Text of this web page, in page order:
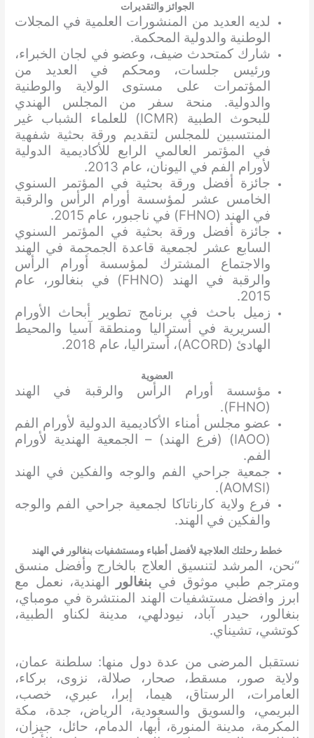
الجوائز والتقديرات
لديه العديد من المنشورات العلمية في المجلات
الوطنية والدولية المحكمة.
شارك كمتحدث ضيف، وعضو في لجان الخبراء،
ورئيس جلسات، ومحكم في العديد من
المؤتمرات على مستوى الولاية والوطنية
والدولية. منحة سفر من المجلس الهندي
للبحوث الطبية (ICMR) للعلماء الشباب غير
المنتسبين للمجلس لتقديم ورقة بحثية شفهية
في المؤتمر العالمي الرابع للأكاديمية الدولية
لأورام الفم في اليونان، عام 2013.
جائزة أفضل ورقة بحثية في المؤتمر السنوي
الخامس عشر لمؤسسة أورام الرأس والرقبة
في الهند (FHNO) في ناجبور، عام 2015.
جائزة أفضل ورقة بحثية في المؤتمر السنوي
السابع عشر لجمعية قاعدة الجمجمة في الهند
والاجتماع المشترك لمؤسسة أورام الرأس
والرقبة في الهند (FHNO) في بنغالور، عام
2015.
زميل باحث في برنامج تطوير أبحاث الأورام
السريرية في أستراليا ومنطقة آسيا والمحيط
الهادئ (ACORD)، أستراليا، عام 2018.
العضوية
مؤسسة أورام الرأس والرقبة في الهند
(FHNO).
عضو مجلس أمناء الأكاديمية الدولية لأورام الفم
(IAOO) (فرع الهند) – الجمعية الهندية لأورام
الفم.
جمعية جراحي الفم والوجه والفكين في الهند
(AOMSI).
فرع ولاية كارناتاكا لجمعية جراحي الفم والوجه
والفكين في الهند.
خطط رحلتك العلاجية لأفضل أطباء ومستشفيات بنغالور في الهند
“نحن، المرشد لتنسيق العلاج بالخارج وأفضل منسق
ومترجم طبي موثوق في بنغالور الهندية، نعمل مع
ابرز وافضل مستشفيات الهند المنتشرة في مومباي،
بنغالور، حيدر آباد، نيودلهي، مدينة لكناو الطبية،
كوتشي، تشيناي.
نستقبل المرضى من عدة دول منها: سلطنة عمان،
ولاية صور، مسقط، صحار، صلالة، نزوى، بركاء،
العامرات، الرستاق، هيما، إبرا، عبري، خصب،
البريمي، والسويق والسعودية، الرياض، جدة، مكة
المكرمة، مدينة المنورة، أبها، الدمام، حائل، جيزان،